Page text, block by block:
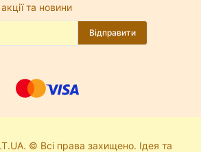
та новини
Відправити
© Всі права захищено. Ідея та